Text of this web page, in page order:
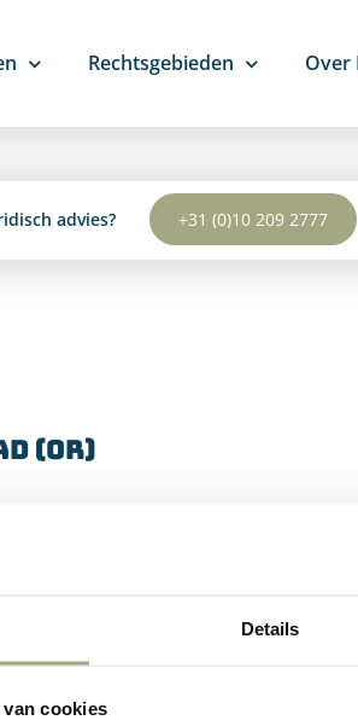
Details
cookies
advies? +31 (0)10 209 2777
Rechtsgebieden Over
(OR)